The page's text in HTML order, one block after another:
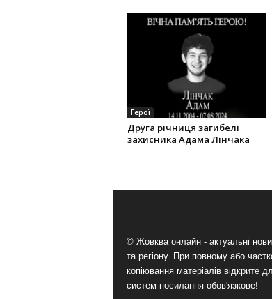
Герої
Друга річниця загибелі
захисника Адама Лінчака
© Жовква онлайн - актуальні
та регіону. При повному або
копіювання матеріалів відкрите
систем посилання обов'язкове!